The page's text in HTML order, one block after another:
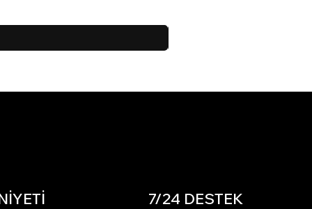
7/24 DESTEK